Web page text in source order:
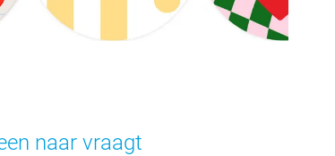
naar vraagt